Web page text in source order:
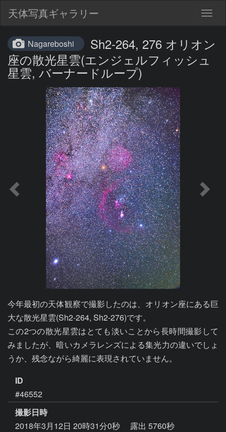
天体写真ギャラリー
Nagareboshi
Sh2-264, 276 オリオン
座の散光星雲(エンジェルフィッシュ
星雲, バーナードループ)
今年最初の天体観察で撮影したのは、オリオン座にある巨
大な散光星雲(Sh2-264, Sh2-276)です。
この2つの散光星雲はとても淡いことから長時間撮影して
みましたが、暗いカメラレンズによる集光力の違いでしょ
うか、残念ながら綺麗に表現されていません。
ID
#46552
撮影日時
2018年3月12日 20時31分0秒
露出 5760秒